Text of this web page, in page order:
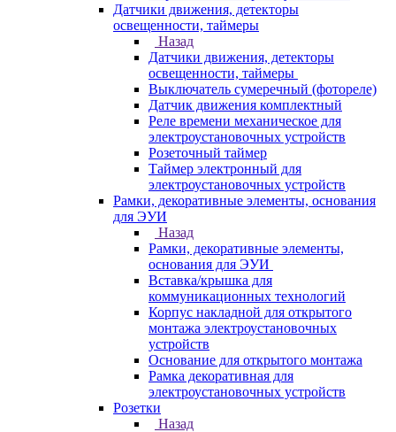
Датчики движения, детекторы
освещенности, таймеры
Назад
Датчики движения, детекторы
освещенности, таймеры
Выключатель сумеречный (фотореле)
Датчик движения комплектный
Реле времени механическое для
электроустановочных устройств
Розеточный таймер
Таймер электронный для
электроустановочных устройств
Рамки, декоративные элементы, основания
для ЭУИ
Назад
Рамки, декоративные элементы,
основания для ЭУИ
Вставка/крышка для
коммуникационных технологий
Корпус накладной для открытого
монтажа электроустановочных
устройств
Основание для открытого монтажа
Рамка декоративная для
электроустановочных устройств
Розетки
Назад